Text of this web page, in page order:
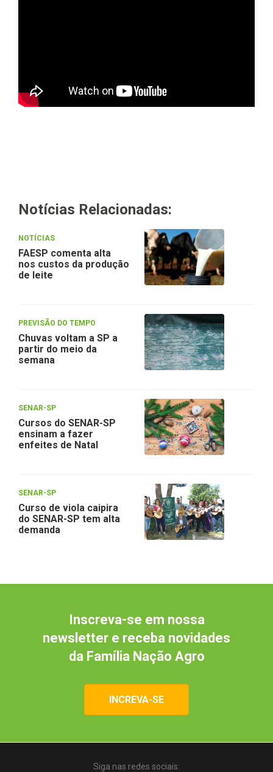
Notícias Relacionadas:
NOTÍCIAS
FAESP comenta alta
nos custos da produção
de leite
PREVISÃO DO TEMPO
Chuvas voltam a SP a
partir do meio da
semana
SENAR-SP
Cursos do SENAR-SP
ensinam a fazer
enfeites de Natal
SENAR-SP
Curso de viola caipira
do SENAR-SP tem alta
demanda
Inscreva-se em nossa
newsletter e receba novidades
da Família Nação Agro
INCREVA-SE
Siga nas redes sociais: